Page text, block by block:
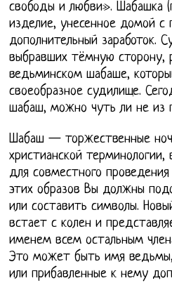
свободы и любви». Шабашка
изделие, унесенное домой с
дополнительный заработок.
выбравших тёмную сторону,
ведьминском шабаше,
своеобразное судилище.
шабаш, можно чуть ли не из
Шабаш — торжественные
христианской
для совместного
этих образов Вы должны
или составить символы.
встает с колен и
именем всем остальным
Это может быть имя
или прибавленные к нему